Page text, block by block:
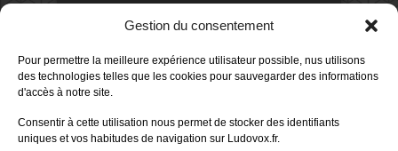
Gestion du consentement
Pour permettre la meilleure expérience utilisateur possible, nus utilisons
des technologies telles que les cookies pour sauvegarder des informations
d'accès à notre site.
Consentir à cette utilisation nous permet de stocker des identifiants
uniques et vos habitudes de navigation sur Ludovox.fr.
DERNIERS AVIS DES MEMBRES
Avis de
Sur le jeu Collect!
il y a 16 heures
Avis demorlockbob
Sur le jeu Detective Box - Ciao
80%